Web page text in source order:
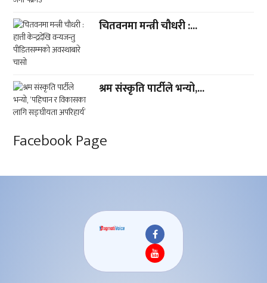
चितवनमा मन्त्री चौधरी :...
श्रम संस्कृति पार्टीले भन्यो,...
Facebook Page